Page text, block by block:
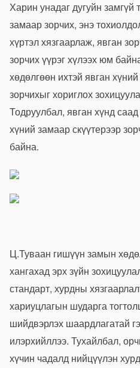
Харин унадаг дугуйн замгүй
замаар зорчих, энэ
хүртэл хязгаарлаж, явган
зорчих үүрэг хүлээх юм
хөдөлгөөн ихтэй явган
зорчихыг хориглох
Тодруулбал, явган хүнд
хүний замаар скүүтерээр
байна.
Ц.Туваан гишүүн замын
хангахад эрх зүйн
стандарт, хурдны
хариуцлагын шударга
шийдвэрлэх шаардлагатай
илэрхийллээ. Тухайлбал,
хүчин чадалд нийцүүлэн